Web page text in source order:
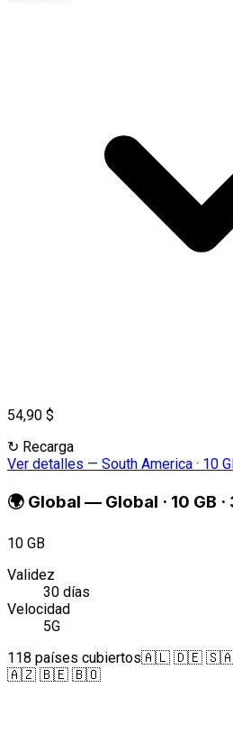
54,90 $
↻ Recarga
Ver detalles — South America · 10
🌍 Global — Global · 10 GB
10 GB
Validez
30 días
Velocidad
5G
118 países cubiertos🇦🇱 🇩🇪
🇦🇿 🇧🇪 🇧🇴